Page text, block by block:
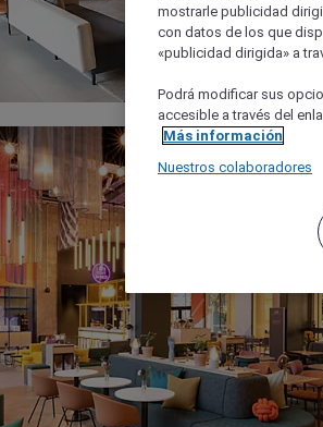
mostrarle publicidad
con datos de los que
«publicidad dirigida» a
Podrá modificar sus
accesible a través del
Más información
Nuestros colaboradores